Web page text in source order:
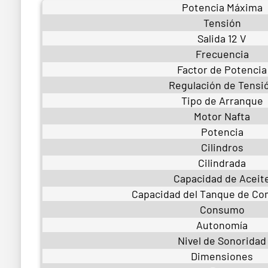
Potencia Máxima
Tensión
Salida 12 V
Frecuencia
Factor de Potencia
Regulación de
Tipo de Arranque
Motor Nafta
Potencia
Cilindros
Cilindrada
Capacidad de
Capacidad del Tanque de
Consumo
Autonomía
Nivel de Sonoridad
Dimensiones